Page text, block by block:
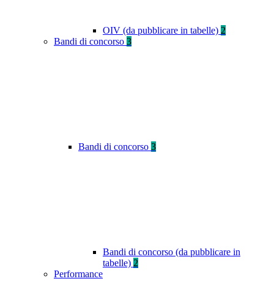
OIV (da pubblicare in tabelle) 2
Bandi di concorso 3
Bandi di concorso 3
Bandi di concorso (da pubblicare in
tabelle) 2
Performance